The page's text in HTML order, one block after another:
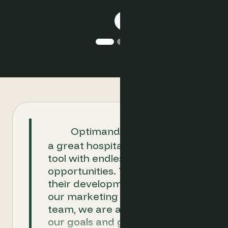
Optimand is proven to be
a great hospitality ecommerce
tool with endless
opportunities. Together with
their development team and
our marketing and revenue
team, we are able to achieve
our goals and go above and